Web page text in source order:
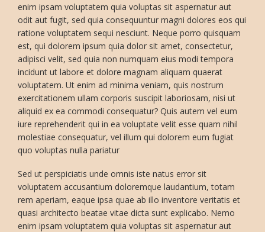
enim ipsam voluptatem quia voluptas sit aspernatur aut
odit aut fugit, sed quia consequuntur magni dolores eos qui
ratione voluptatem sequi nesciunt. Neque porro quisquam
est, qui dolorem ipsum quia dolor sit amet, consectetur,
adipisci velit, sed quia non numquam eius modi tempora
incidunt ut labore et dolore magnam aliquam quaerat
voluptatem. Ut enim ad minima veniam, quis nostrum
exercitationem ullam corporis suscipit laboriosam, nisi ut
aliquid ex ea commodi consequatur? Quis autem vel eum
iure reprehenderit qui in ea voluptate velit esse quam nihil
molestiae consequatur, vel illum qui dolorem eum fugiat
quo voluptas nulla pariatur
Sed ut perspiciatis unde omnis iste natus error sit
voluptatem accusantium doloremque laudantium, totam
rem aperiam, eaque ipsa quae ab illo inventore veritatis et
quasi architecto beatae vitae dicta sunt explicabo. Nemo
enim ipsam voluptatem quia voluptas sit aspernatur aut